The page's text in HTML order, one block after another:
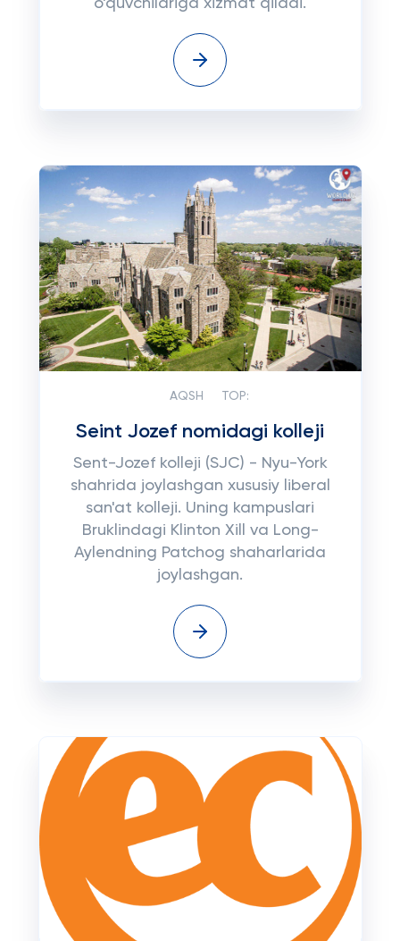
o'quvchilariga xizmat qiladi.
AQSH TOP:
Seint Jozef nomidagi kolleji
Sent-Jozef kolleji (SJC) - Nyu-York
shahrida joylashgan xususiy liberal
san'at kolleji. Uning kampuslari
Bruklindagi Klinton Xill va Long-
Aylendning Patchog shaharlarida
joylashgan.